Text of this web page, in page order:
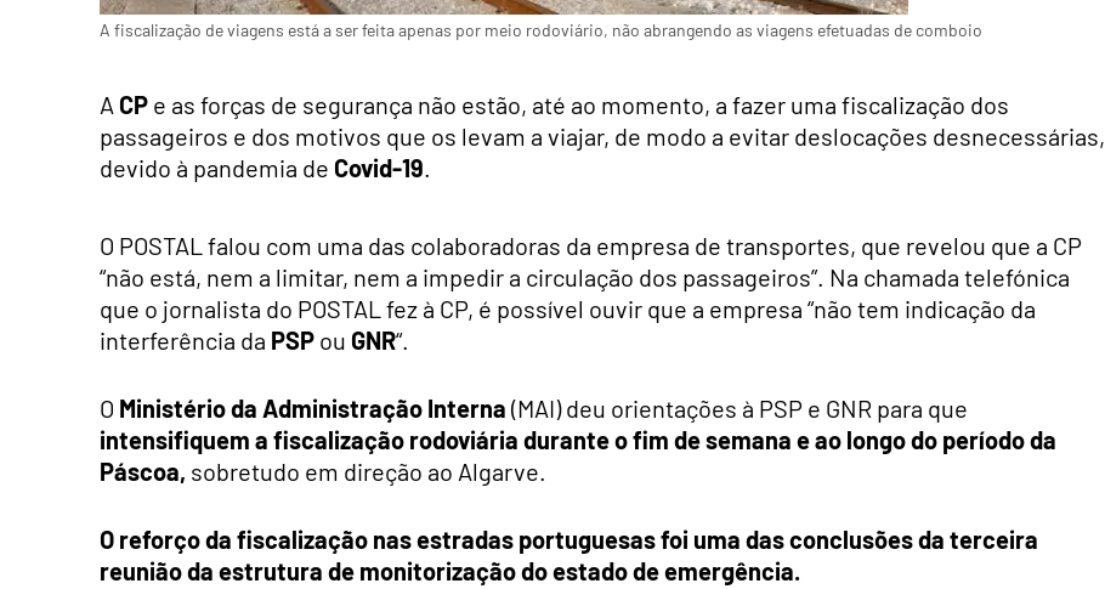
A fiscalização de viagens está a ser feita apenas por meio rodoviário, não abrangendo as viagens efetuadas de comboio
A CP e as forças de segurança não estão, até ao momento, a fazer uma fiscalização dos
passageiros e dos motivos que os levam a viajar, de modo a evitar deslocações desnecessárias,
devido à pandemia de Covid-19.
O POSTAL falou com uma das colaboradoras da empresa de transportes, que revelou que a CP
“não está, nem a limitar, nem a impedir a circulação dos passageiros”. Na chamada telefónica
que o jornalista do POSTAL fez à CP, é possível ouvir que a empresa “não tem indicação da
interferência da PSP ou GNR“.
O Ministério da Administração Interna (MAI) deu orientações à PSP e GNR para que
intensifiquem a fiscalização rodoviária durante o fim de semana e ao longo do período da
Páscoa, sobretudo em direção ao Algarve.
O reforço da fiscalização nas estradas portuguesasfoi uma das conclusões da terceira
reunião da estrutura de monitorização do estado de emergência.